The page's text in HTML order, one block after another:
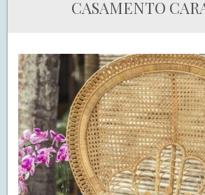
CASAMENTO